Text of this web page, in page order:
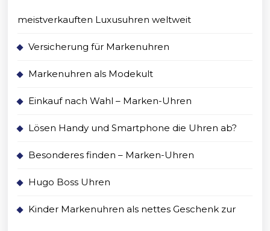
meistverkauften Luxusuhren weltweit
Versicherung für Markenuhren
Markenuhren als Modekult
Einkauf nach Wahl – Marken-Uhren
Lösen Handy und Smartphone die Uhren ab?
Besonderes finden – Marken-Uhren
Hugo Boss Uhren
Kinder Markenuhren als nettes Geschenk zur